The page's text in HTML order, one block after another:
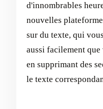
d'innombrables
nouvelles
sur du texte, qui
aussi facilement
en supprimant des
le texte